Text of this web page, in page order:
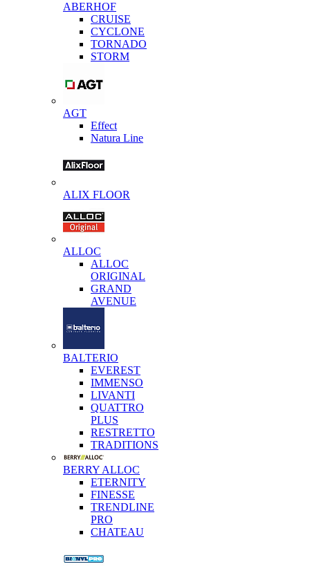
ABERHOF
CRUISE
CYCLONE
TORNADO
STORM
AGT
Effect
Natura Line
ALIX FLOOR
ALLOC
ALLOC
ORIGINAL
GRAND
AVENUE
BALTERIO
EVEREST
IMMENSO
LIVANTI
QUATTRO
PLUS
RESTRETTO
TRADITIONS
BERRY ALLOC
ETERNITY
FINESSE
TRENDLINE
PRO
CHATEAU